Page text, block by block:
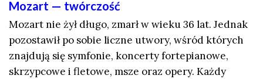
Mozart — twórczość
Mozart nie żył długo, zmarł w wieku 36 lat. Jednak
pozostawił po sobie liczne utwory, wśród których
znajdują się symfonie, koncerty fortepianowe,
skrzypcowe i fletowe, msze oraz opery. Każdy